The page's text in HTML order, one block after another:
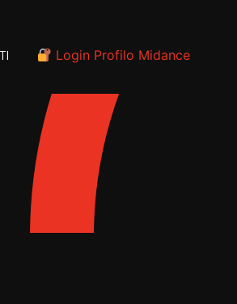
Login Profilo Midance